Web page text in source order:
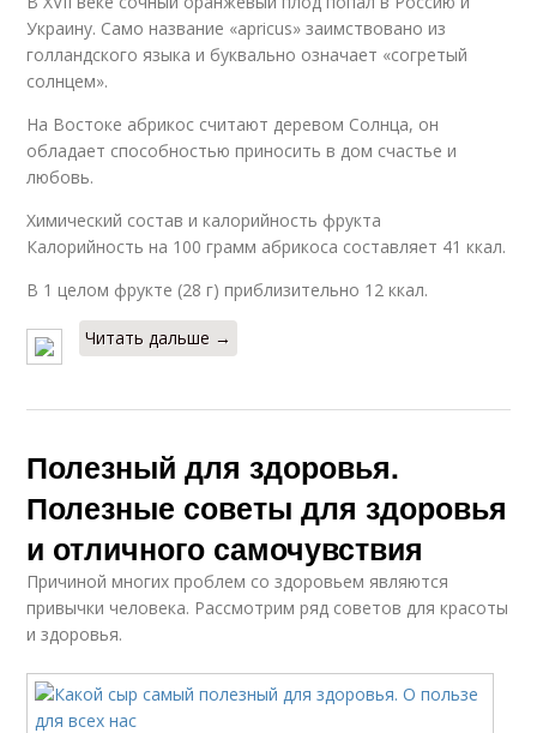
Украину. Само название «apricus» заимствовано из
голландского языка и буквально означает «согретый
солнцем».
На Востоке абрикос считают деревом Солнца, он
обладает способностью приносить в дом счастье и
любовь.
Химический состав и калорийность фрукта
Калорийность на 100 грамм абрикоса составляет 41 ккал.
В 1 целом фрукте (28 г) приблизительно 12 ккал.
Читать дальше →
Полезный для здоровья.
Полезные советы для здоровья
и отличного самочувствия
Причиной многих проблем со здоровьем являются
привычки человека. Рассмотрим ряд советов для красоты
и здоровья.